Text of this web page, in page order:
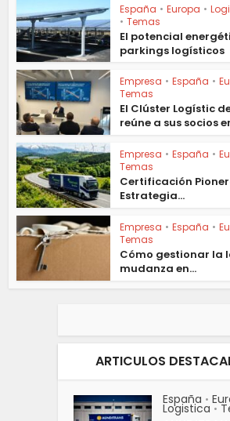
España • Europa •
• Temas
El potencial
parkings logísticos
Empresa • España •
Temas
El Clúster Logístic
reúne a sus socios
Empresa • España •
Temas
Certificación
Estrategia...
Empresa • España •
Temas
Cómo gestionar la
mudanza en...
ARTICULOS
España •
Logistica •